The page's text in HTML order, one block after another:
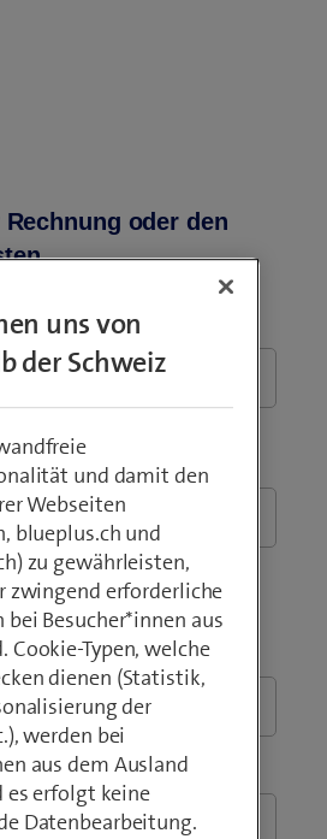
oder den
handelt es sich?
zur Rechnung oder den
Adresse*
Telefon*
uns von
der Schweiz
und damit den
Webseiten
blueplus.ch und
zu gewährleisten,
zwingend erforderliche
bei Besucher*innen aus
Cookie-Typen, welche
dienen (Statistik,
der
werden bei
aus dem Ausland
es erfolgt keine
Datenbearbeitung.